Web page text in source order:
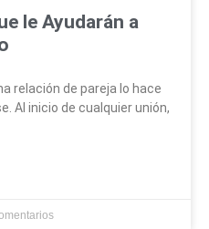
le Ayudarán a
relación de pareja lo hace
Al inicio de cualquier unión,